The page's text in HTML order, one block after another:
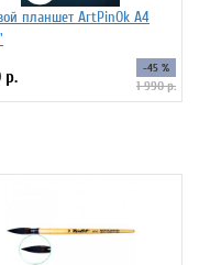
планшет ArtPinOk А4
р. -45 %
1 990 р.